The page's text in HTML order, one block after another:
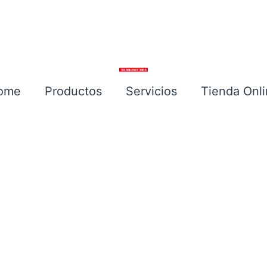
Productos Servicios
Tienda